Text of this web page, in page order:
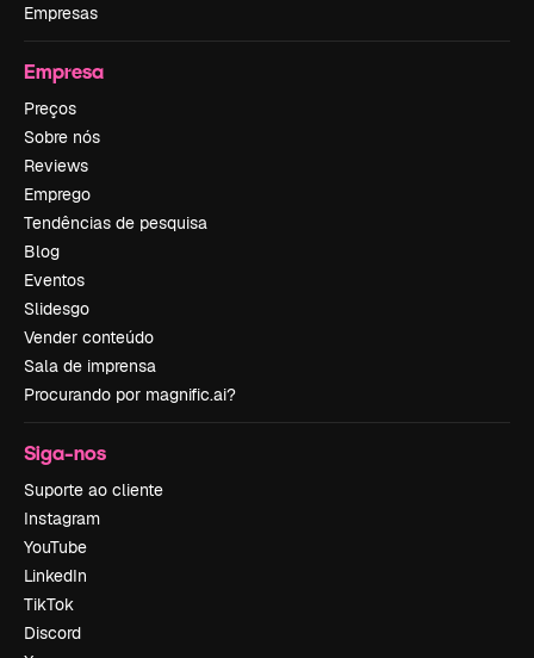
Empresas
Empresa
Preços
Sobre nós
Reviews
Emprego
Tendências de pesquisa
Blog
Eventos
Slidesgo
Vender conteúdo
Sala de imprensa
Procurando por magnific.ai?
Siga-nos
Suporte ao cliente
Instagram
YouTube
LinkedIn
TikTok
Discord